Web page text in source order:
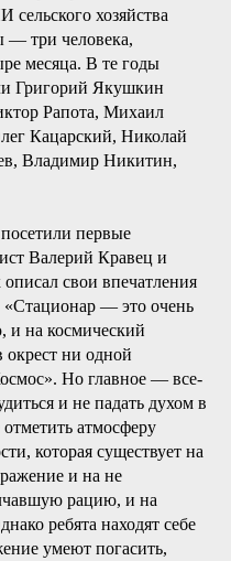
хозяйства
— три человека,
месяца. В те годы
Григорий Якушкин
Рапота, Михаил
Кацарский, Николай
Владимир Никитин,
первые
Валерий Кравец и
свои впечатления
«Стационар — это очень
и на космический
ни одной
Но главное — все-
и не падать духом в
атмосферу
которая существует на
и на не
рацию, и на
ребята находят себе
умеют погасить,